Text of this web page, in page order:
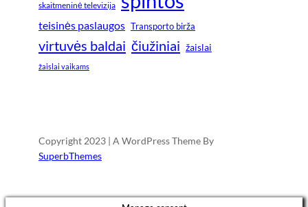
skaitmeninė televizija
teisinės paslaugos Transporto birža
virtuvės baldai čiužiniai žaislai
žaislai vaikams
Copyright 2023 | A WordPress Theme By
SuperbThemes